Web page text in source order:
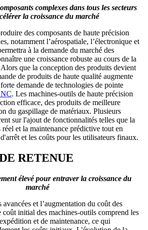
complexes dans tous les secteurs
la croissance du marché
des composants de haute précision
notamment l’aérospatiale, l’électronique et
à la demande du marché des
une croissance robuste au cours de la
que la conception des produits devient
de produits de haute qualité augmente
demande de technologies de pointe
. Les machines-outils de haute précision
efficace, des produits de meilleure
du gaspillage de matériaux. Plusieurs
sur l'ajout de fonctionnalités telles que la
et la maintenance prédictive tout en
et les coûts pour les utilisateurs finaux.
RETENUE
élevé pour entraver la croissance du
marché
et l’augmentation du coût des
coût initial des machines-outils comprend les
et de maintenance, ce qui